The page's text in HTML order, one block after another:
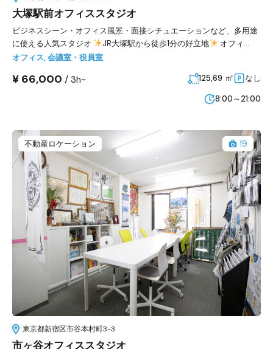
大塚駅前オフィススタジオ
ビジネスシーン・オフィス風景・面接シチュエーションなど、多用途
に使える人気スタジオ
JR大塚駅から徒歩1分の好立地
オフィ...
オフィス,会議室・役員室
¥ 66,000 / 3h~ 125,69 ㎡
なし
8:00～21:00
不動産ロケーション 19
東京都新宿区市谷本村町3-3
市ヶ谷オフィススタジオ